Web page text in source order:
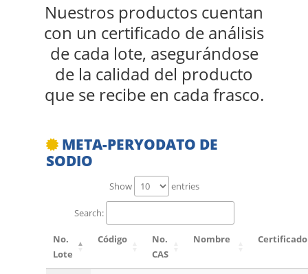
Nuestros productos cuentan
con un certificado de análisis
de cada lote, asegurándose
de la calidad del producto
que se recibe en cada frasco.
META-PERYODATO DE
SODIO
Show entries
Search:
No.
Lote
Código
No.
CAS
Nombre Certificado